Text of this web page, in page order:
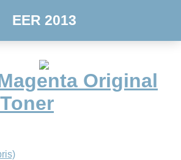
EER 2013
Original